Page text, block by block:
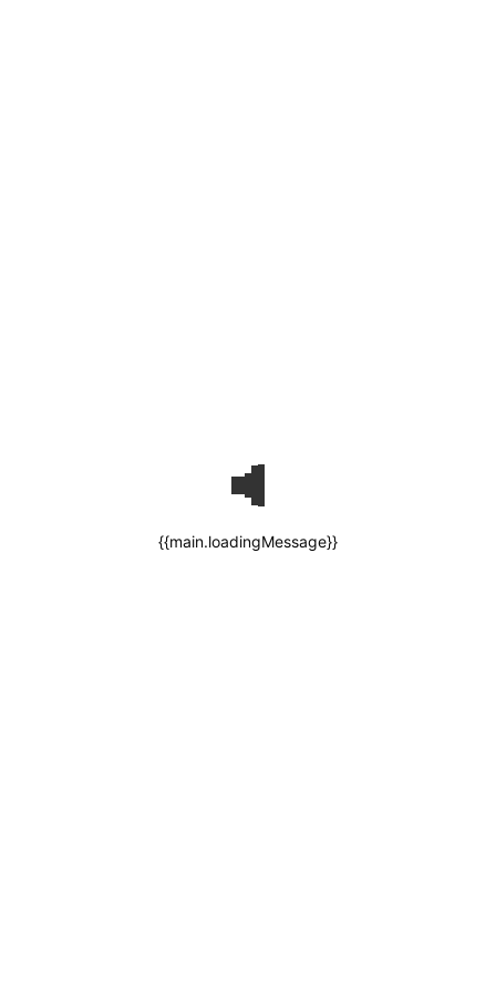
{{main.loadingMessage}}